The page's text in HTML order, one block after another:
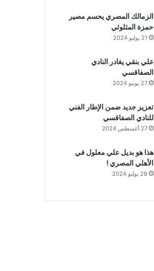
الزمالك المصري يحسم مصير
حمزة المثلوثي
21 يوليو 2024
علي بنقي يغادر النادي
الصفاقسي
27 يونيو 2024
تعزيز جديد ضمن الإطار الفني
للنادي الصفاقسي
27 أغسطس 2024
هذا هو بديل علي معلول في
الأهلي المصري !
28 يوليو 2024